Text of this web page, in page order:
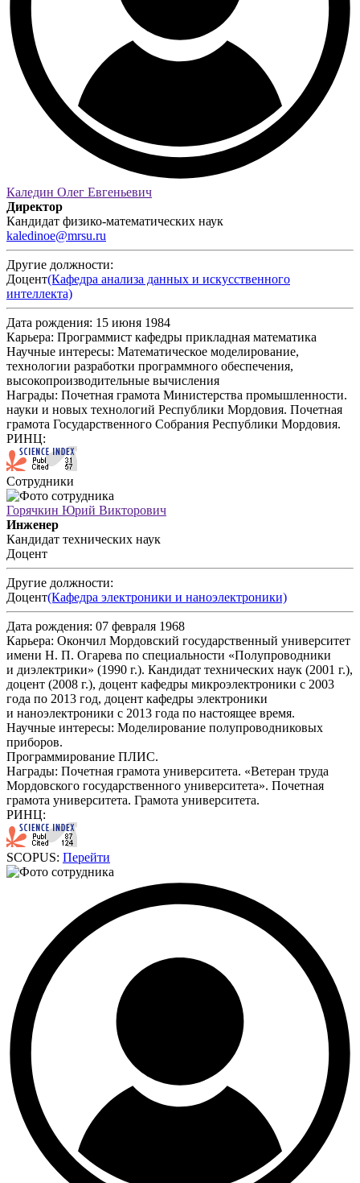
Каледин Олег Евгеньевич
Директор
Кандидат физико-математических наук
kaledinoe@mrsu.ru
Другие должности:
Доцент(Кафедра анализа данных и искусственного
интеллекта)
Дата рождения: 15 июня 1984
Карьера: Программист кафедры прикладная математика
Научные интересы: Математическое моделирование,
технологии разработки программного обеспечения,
высокопроизводительные вычисления
Награды: Почетная грамота Министерства промышленности.
науки и новых технологий Республики Мордовия. Почетная
грамота Государственного Собрания Республики Мордовия.
РИНЦ:
Сотрудники
Горячкин Юрий Викторович
Инженер
Кандидат технических наук
Доцент
Другие должности:
Доцент(Кафедра электроники и наноэлектроники)
Дата рождения: 07 февраля 1968
Карьера: Окончил Мордовский государственный университет
имени Н. П. Огарева по специальности «Полупроводники
и диэлектрики» (1990 г.). Кандидат технических наук (2001 г.),
доцент (2008 г.), доцент кафедры микроэлектроники с 2003
года по 2013 год, доцент кафедры электроники
и наноэлектроники с 2013 года по настоящее время.
Научные интересы: Моделирование полупроводниковых
приборов.
Программирование ПЛИС.
Награды: Почетная грамота университета. «Ветеран труда
Мордовского государственного университета». Почетная
грамота университета. Грамота университета.
РИНЦ:
SCOPUS: Перейти